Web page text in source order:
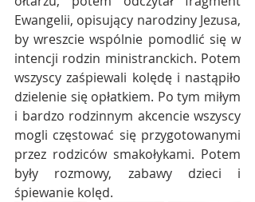
Ewangelii, opisujący narodziny Jezusa,
by wreszcie wspólnie pomodlić się w
intencji rodzin ministranckich. Potem
wszyscy zaśpiewali kolędę i nastąpiło
dzielenie się opłatkiem. Po tym miłym
i bardzo rodzinnym akcencie wszyscy
mogli częstować się przygotowanymi
przez rodziców smakołykami. Potem
były rozmowy, zabawy dzieci i
śpiewanie kolęd.